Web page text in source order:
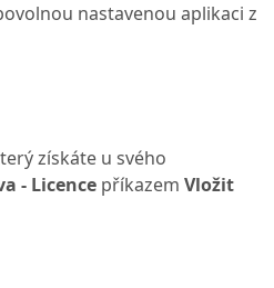
nastavenou aplikaci z
získáte u svého
- Licence příkazem Vložit